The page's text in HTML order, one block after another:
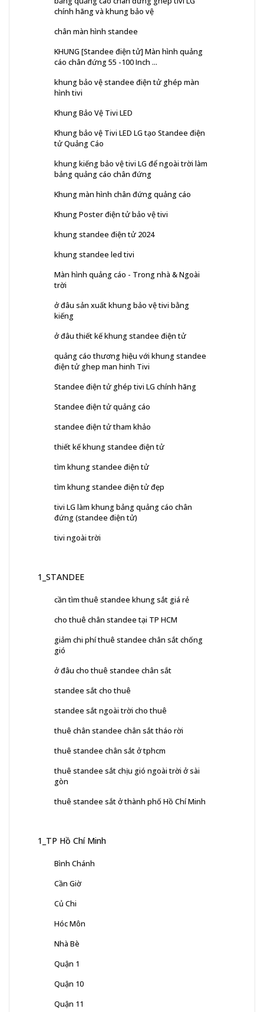
chính hãng và khung bảo vệ
chân màn hình standee
KHUNG [Standee điện tử] Màn hình quảng
cáo chân đứng 55 -100 Inch ...
khung bảo vệ standee điện tử ghép màn
hình tivi
Khung Bảo Vệ Tivi LED
Khung bảo vệ Tivi LED LG tạo Standee điện
tử Quảng Cáo
khung kiếng bảo vệ tivi LG để ngoài trời làm
bảng quảng cáo chân đứng
Khung màn hình chân đứng quảng cáo
Khung Poster điện tử bảo vệ tivi
khung standee điện tử 2024
khung standee led tivi
Màn hình quảng cáo - Trong nhà & Ngoài
trời
ở đâu sản xuất khung bảo vệ tivi bằng
kiếng
ở đâu thiết kế khung standee điện tử
quảng cáo thương hiệu với khung standee
điện tử ghep man hinh Tivi
Standee điện tử ghép tivi LG chính hãng
Standee điện tử quảng cáo
standee điện tử tham khảo
thiết kế khung standee điện tử
tìm khung standee điện tử
tìm khung standee điện tử đẹp
tivi LG làm khung bảng quảng cáo chân
đứng (standee điện tử)
tivi ngoài trời
1_STANDEE
cần tìm thuê standee khung sắt giá rẻ
cho thuê chân standee tại TP HCM
giảm chi phí thuê standee chân sắt chống
gió
ở đâu cho thuê standee chân sắt
standee sắt cho thuê
standee sắt ngoài trời cho thuê
thuê chân standee chân sắt tháo rời
thuê standee chân sắt ở tphcm
thuê standee sắt chịu gió ngoài trời ở sài
gòn
thuê standee sắt ở thành phố Hồ Chí Minh
1_TP Hồ Chí Minh
Bình Chánh
Cần Giờ
Củ Chi
Hóc Môn
Nhà Bè
Quận 1
Quận 10
Quận 11